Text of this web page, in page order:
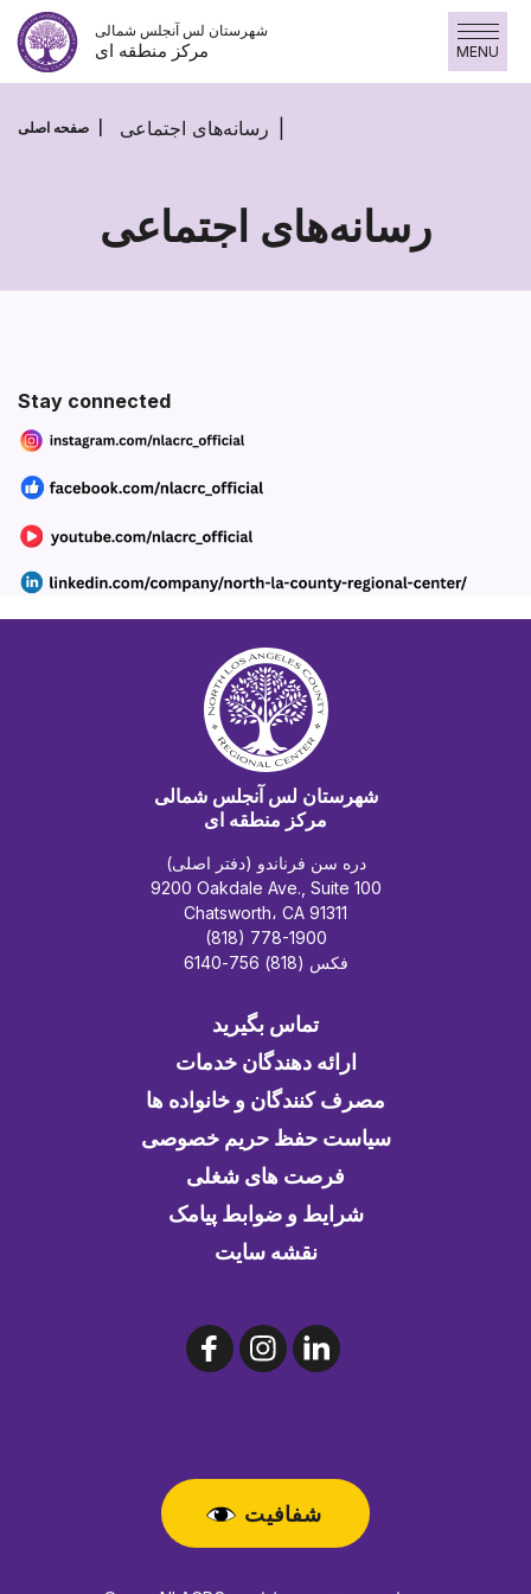
پرش
محتوا
شهرستان لس آنجلس شمالی
مرکز منطقه ای MENU
صفحه اصلی رسانه‌های اجتماعی
رسانه‌های اجتماعی
رسانه‌های
اجتماعی
Section heading
Section heading
SECTION HEADING
Stay connected
شهرستان لس آنجلس شمالی
مرکز منطقه ای
دره سن فرناندو (دفتر اصلی)
9200 Oakdale Ave., Suite 100
Chatsworth، CA 91311
(818) 778-1900
فکس (818) 756-6140
تماس بگیرید
ارائه دهندگان خدمات
مصرف کنندگان و خانواده ها
سیاست حفظ حریم خصوصی
فرصت های شغلی
شرایط و ضوابط پیامک
نقشه سایت
شفافیت